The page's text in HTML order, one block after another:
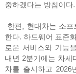
중하겠다는 방침이다.
한편, 현대차는 소
한다. 하드웨어 표준
로운 서비스와 기능
내년 2분기에는 차세
차를 출시하고 2026